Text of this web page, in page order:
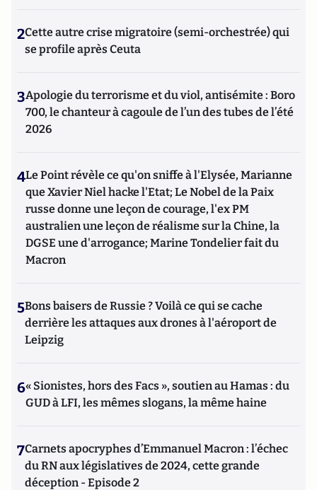
2Cette autre crise migratoire (semi-orchestrée) qui
se profile après Ceuta
3Apologie du terrorisme et du viol, antisémite : Boro
700, le chanteur à cagoule de l’un des tubes de l’été
2026
4Le Point révèle ce qu'on sniffe à l'Elysée, Marianne
que Xavier Niel hacke l'Etat; Le Nobel de la Paix
russe donne une leçon de courage, l'ex PM
australien une leçon de réalisme sur la Chine, la
DGSE une d'arrogance; Marine Tondelier fait du
Macron
5Bons baisers de Russie ? Voilà ce qui se cache
derrière les attaques aux drones à l'aéroport de
Leipzig
6« Sionistes, hors des Facs », soutien au Hamas : du
GUD à LFI, les mêmes slogans, la même haine
7Carnets apocryphes d’Emmanuel Macron : l’échec
du RN aux législatives de 2024, cette grande
déception - Episode 2